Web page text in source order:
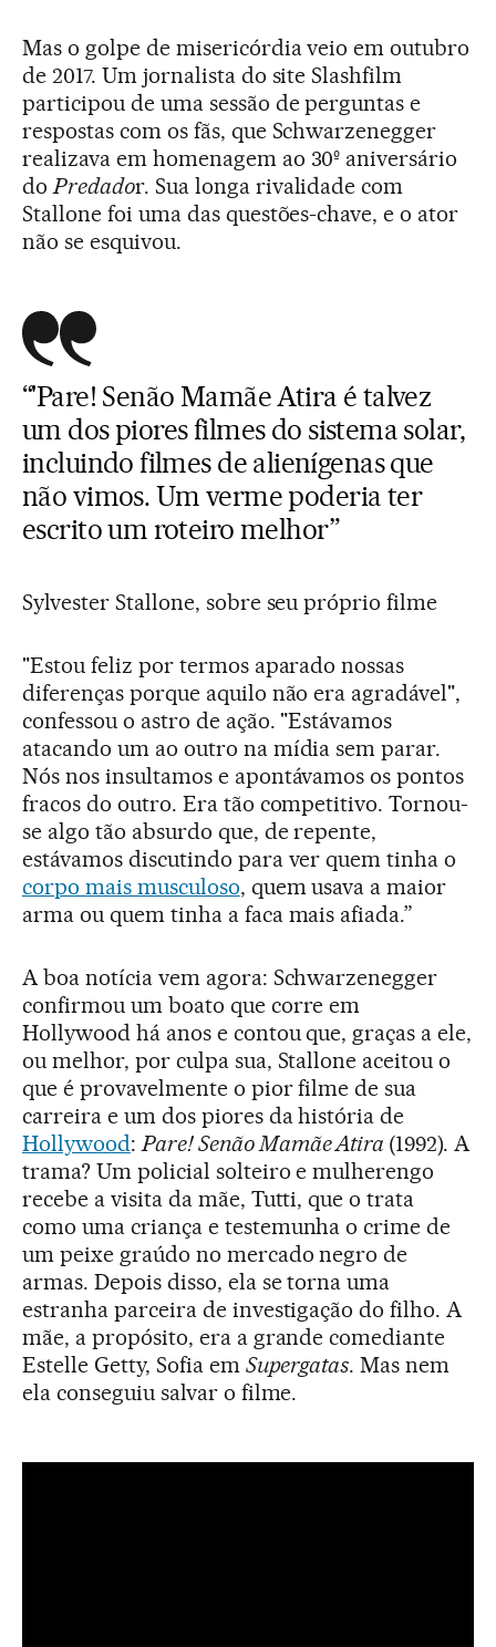
Mas o golpe de misericórdia veio em outubro
de 2017. Um jornalista do site Slashfilm
participou de uma sessão de perguntas e
respostas com os fãs, que Schwarzenegger
realizava em homenagem ao 30º aniversário
doPredador. Sua longa rivalidade com
Stallone foi uma das questões-chave, e o ator
não se esquivou.
“'Pare! Senão Mamãe Atira é talvez
um dos piores filmes do sistema solar,
incluindo filmes de alienígenas que
não vimos. Um verme poderia ter
escrito um roteiro melhor”
Sylvester Stallone, sobre seu próprio filme
"Estou feliz por termos aparado nossas
diferenças porque aquilo não era agradável",
confessou o astro de ação. "Estávamos
atacando um ao outro na mídia sem parar.
Nós nos insultamos e apontávamos os pontos
fracos do outro. Era tão competitivo. Tornou-
se algo tão absurdo que, de repente,
estávamos discutindo para ver quem tinha o
corpo mais musculoso, quem usava a maior
arma ou quem tinha a faca mais afiada.”
A boa notícia vem agora: Schwarzenegger
confirmou um boato que corre em
Hollywood há anos e contou que, graças a ele,
ou melhor, por culpa sua, Stallone aceitou o
que é provavelmente o pior filme de sua
carreira e um dos piores da história de
Hollywood:Pare! Senão Mamãe Atira (1992). A
trama? Um policial solteiro e mulherengo
recebe a visita da mãe, Tutti, que o trata
como uma criança e testemunha o crime de
um peixe graúdo no mercado negro de
armas. Depois disso, ela se torna uma
estranha parceira de investigação do filho. A
mãe, a propósito, era a grande comediante
Estelle Getty, Sofia em Supergatas. Mas nem
ela conseguiu salvar o filme.